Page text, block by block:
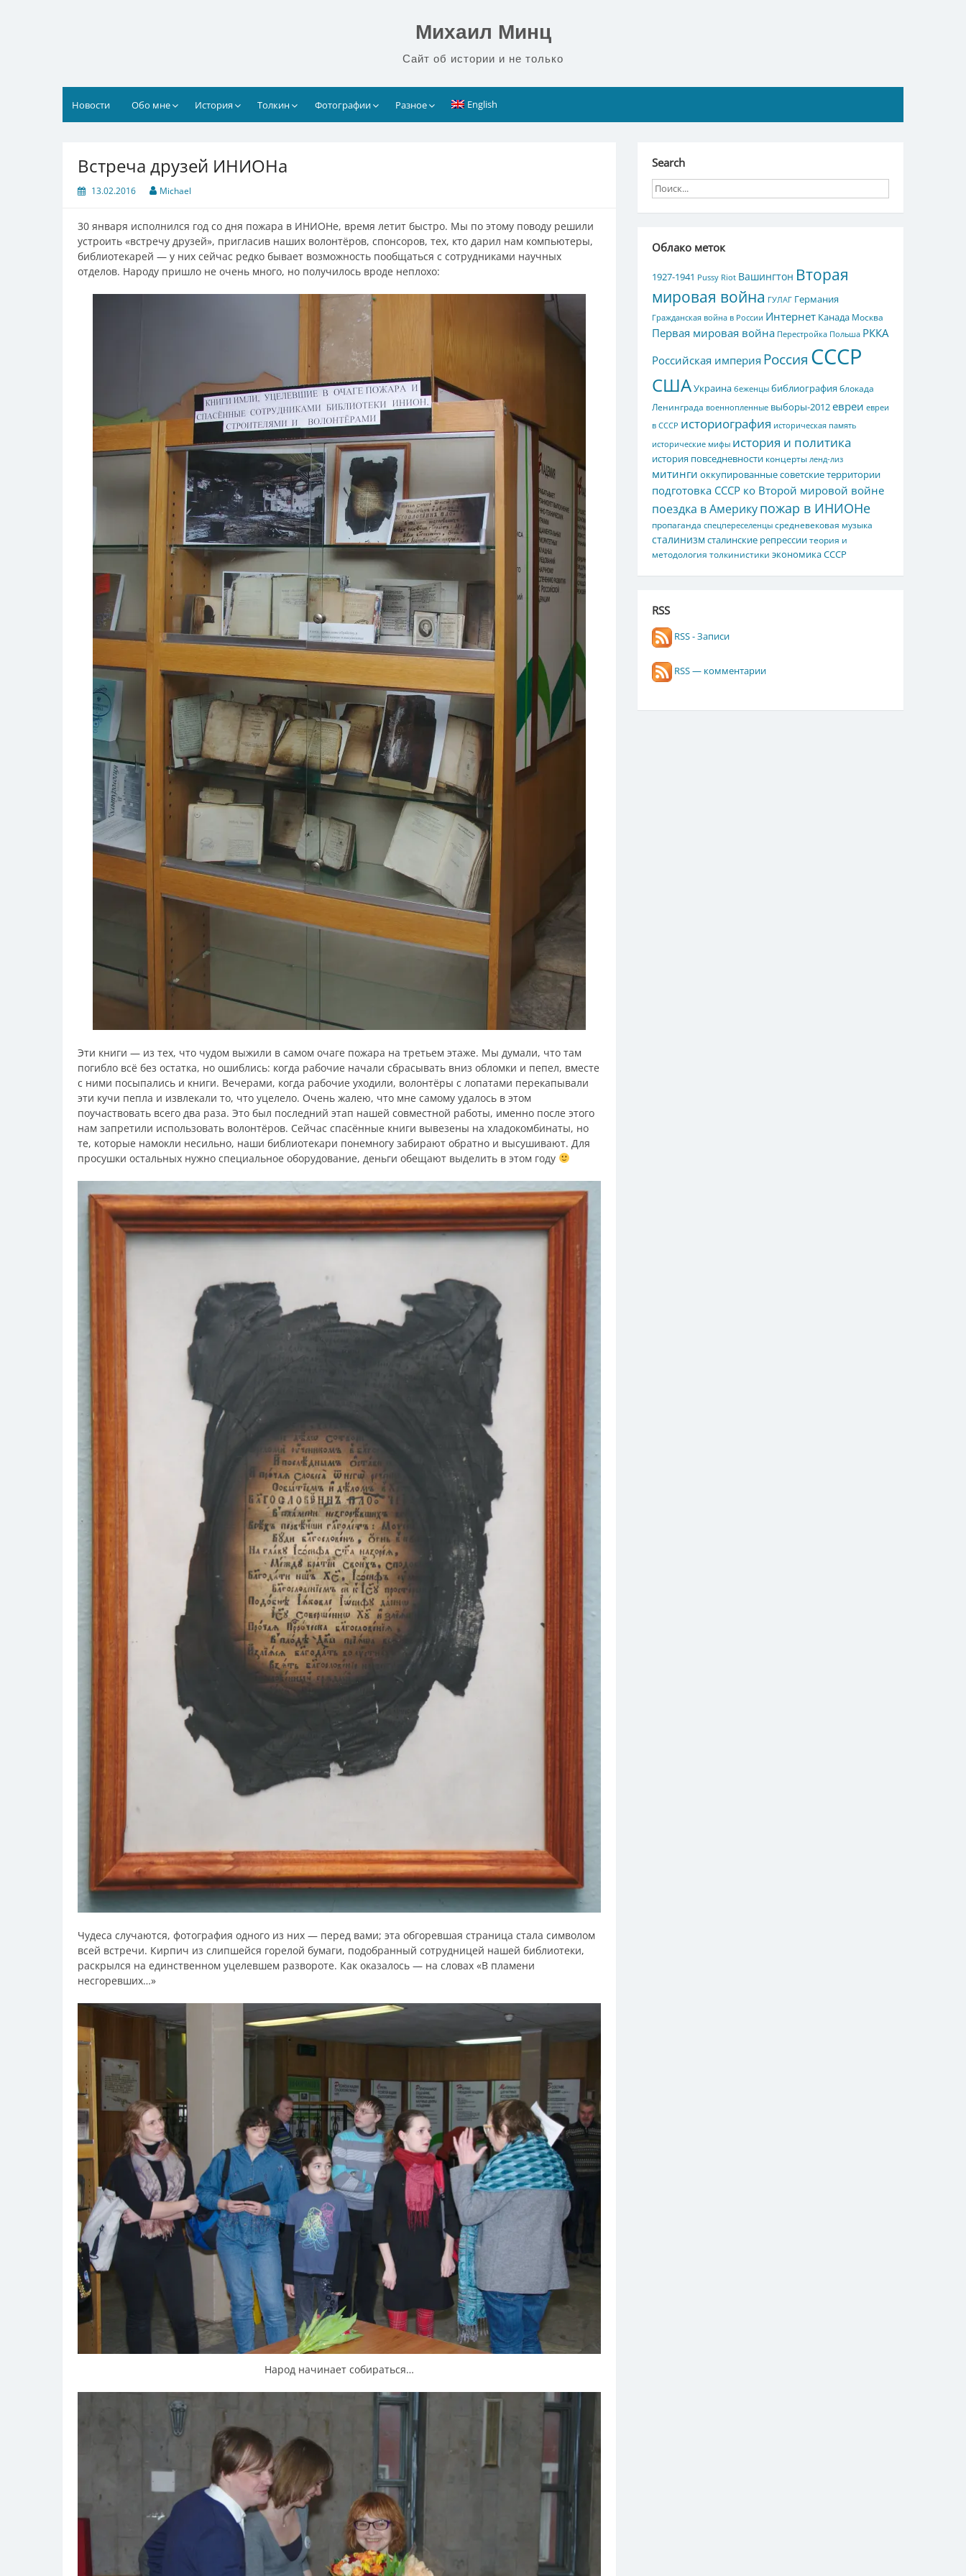
Михаил Минц
Сайт об истории и не только
Новости Обо мне История Толкин Фотографии Разное English
Встреча друзей ИНИОНа
13.02.2016 Michael
30 января исполнился год со дня пожара в ИНИОНе, время летит быстро. Мы по этому поводу решили
устроить «встречу друзей», пригласив наших волонтёров, спонсоров, тех, кто дарил нам компьютеры,
библиотекарей — у них сейчас редко бывает возможность пообщаться с сотрудниками научных
отделов. Народу пришло не очень много, но получилось вроде неплохо:
Эти книги — из тех, что чудом выжили в самом очаге пожара на третьем этаже. Мы думали, что там
погибло всё без остатка, но ошиблись: когда рабочие начали сбрасывать вниз обломки и пепел, вместе
с ними посыпались и книги. Вечерами, когда рабочие уходили, волонтёры с лопатами перекапывали
эти кучи пепла и извлекали то, что уцелело. Очень жалею, что мне самому удалось в этом
поучаствовать всего два раза. Это был последний этап нашей совместной работы, именно после этого
нам запретили использовать волонтёров. Сейчас спасённые книги вывезены на хладокомбинаты, но
те, которые намокли несильно, наши библиотекари понемногу забирают обратно и высушивают. Для
просушки остальных нужно специальное оборудование, деньги обещают выделить в этом году
Чудеса случаются, фотография одного из них — перед вами; эта обгоревшая страница стала символом
всей встречи. Кирпич из слипшейся горелой бумаги, подобранный сотрудницей нашей библиотеки,
раскрылся на единственном уцелевшем развороте. Как оказалось — на словах «В пламени
несгоревших…»
Народ начинает собираться…
Search
Облако меток
1927-1941 Pussy Riot Вашингтон Вторая
мировая война ГУЛАГ Германия
Гражданская война в России Интернет Канада Москва
Первая мировая война Перестройка Польша РККА
Российская империя Россия СССР
СШАУкраина беженцы библиография блокада
Ленинграда военнопленные выборы-2012евреи евреи
в СССР историография историческая память
исторические мифы история и политика
история повседневности концерты ленд-лиз
митинги оккупированные советские территории
подготовка СССР ко Второй мировой войне
поездка в Америкупожар в ИНИОНе
пропаганда спецпереселенцы средневековая музыка
сталинизмсталинские репрессиитеория и
методология толкинистики экономика СССР
RSS
RSS - Записи
RSS — комментарии